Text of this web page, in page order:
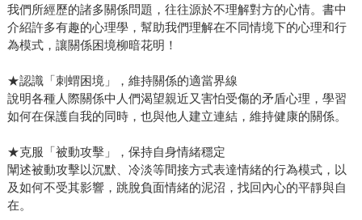
我們所經歷的諸多關係問題，往往源於不理解對方的心情。書中
介紹許多有趣的心理學，幫助我們理解在不同情境下的心理和行
為模式，讓關係困境柳暗花明！
★認識「刺蝟困境」，維持關係的適當界線
說明各種人際關係中人們渴望親近又害怕受傷的矛盾心理，學習
如何在保護自我的同時，也與他人建立連結，維持健康的關係。
★克服「被動攻擊」，保持自身情緒穩定
闡述被動攻擊以沉默、冷淡等間接方式表達情緒的行為模式，以
及如何不受其影響，跳脫負面情緒的泥沼，找回內心的平靜與自
在。